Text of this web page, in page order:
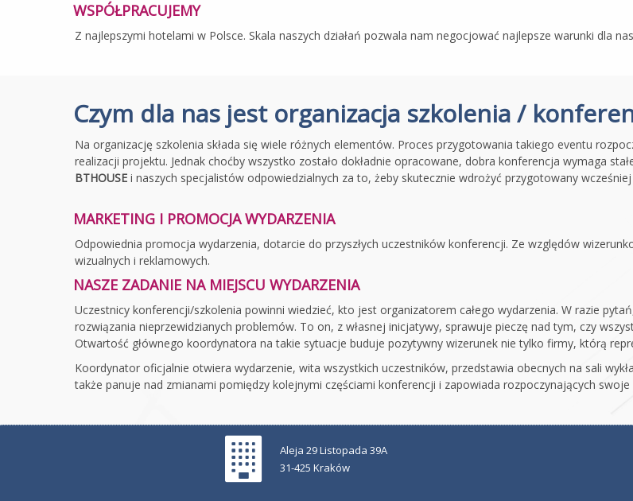
WSPÓŁPRACUJEMY
Z najlepszymi hotelami w Polsce. Skala naszych działań pozwala nam negocjować najlepsze warunki dla
Czym dla nas jest organizacja szkolenia /
Na organizację szkolenia składa się wiele różnych elementów. Proces przygotowania takiego eventu
realizacji projektu. Jednak choćby wszystko zostało dokładnie opracowane, dobra konferencja wymaga
BTHOUSE i naszych specjalistów odpowiedzialnych za to, żeby skutecznie wdrożyć przygotowany wcześniej
MARKETING I PROMOCJA WYDARZENIA
Odpowiednia promocja wydarzenia, dotarcie do przyszłych uczestników konferencji. Ze względów
wizualnych i reklamowych.
NASZE ZADANIE NA MIEJSCU WYDARZENIA
Uczestnicy konferencji/szkolenia powinni wiedzieć, kto jest organizatorem całego wydarzenia. W razie
rozwiązania nieprzewidzianych problemów. To on, z własnej inicjatywy, sprawuje pieczę nad tym, czy
Otwartość głównego koordynatora na takie sytuacje buduje pozytywny wizerunek nie tylko firmy, którą
Koordynator oficjalnie otwiera wydarzenie, wita wszystkich uczestników, przedstawia obecnych na sali
także panuje nad zmianami pomiędzy kolejnymi częściami konferencji i zapowiada rozpoczynających
Aleja 29 Listopada 39A
31-425 Kraków